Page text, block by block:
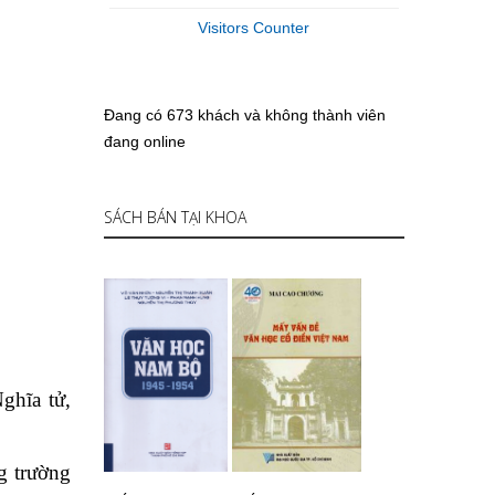
tử,
trường
Visitors Counter
Đang có 673 khách và không thành viên
đang online
SÁCH BÁN TẠI KHOA